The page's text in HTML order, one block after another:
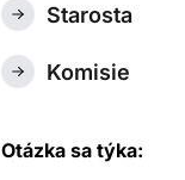
Starosta
Komisie
Otázka sa týka: